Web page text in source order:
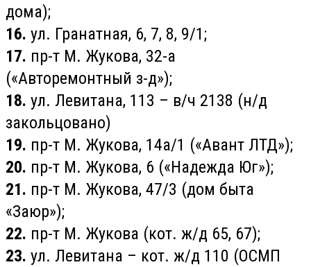
дома);
16. ул. Гранатная, 6, 7, 8, 9/1;
17. пр-т М. Жукова, 32-а
(«Авторемонтный з-д»);
18. ул. Левитана, 113 – в/ч 2138 (н/д
закольцовано)
19. пр-т М. Жукова, 14а/1 («Авант ЛТД»);
20. пр-т М. Жукова, 6 («Надежда Юг»);
21. пр-т М. Жукова, 47/3 (дом быта
«Заюр»);
22. пр-т М. Жукова (кот. ж/д 65, 67);
23. ул. Левитана – кот. ж/д 110 (ОСМП